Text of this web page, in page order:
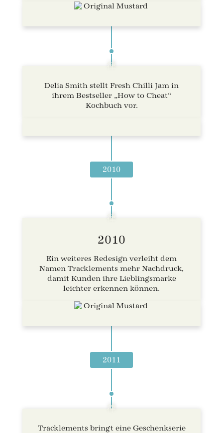
Delia Smith stellt Fresh Chilli Jam in
ihrem Bestseller „How to Cheat“
Kochbuch vor.
2010
2010
Ein weiteres Redesign verleiht dem
Namen Tracklements mehr Nachdruck,
damit Kunden ihre Lieblingsmarke
leichter erkennen können.
2011
Tracklements bringt eine Geschenkserie